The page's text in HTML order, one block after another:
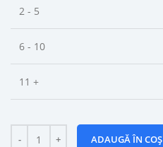
2 - 5
6 - 10
11 +
ADAUGĂ ÎN COȘ